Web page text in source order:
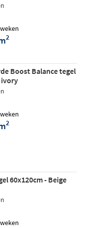
2
Boost Balance tegel
ivory
2
60x120cm - Beige